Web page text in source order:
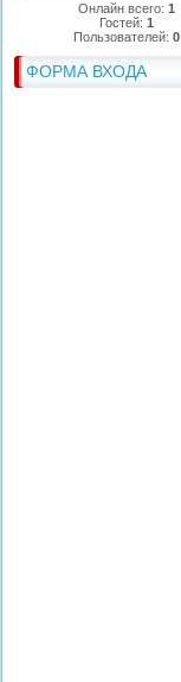
Онлайн всего: 1
Гостей: 1
Пользователей: 0
ФОРМА ВХОДА